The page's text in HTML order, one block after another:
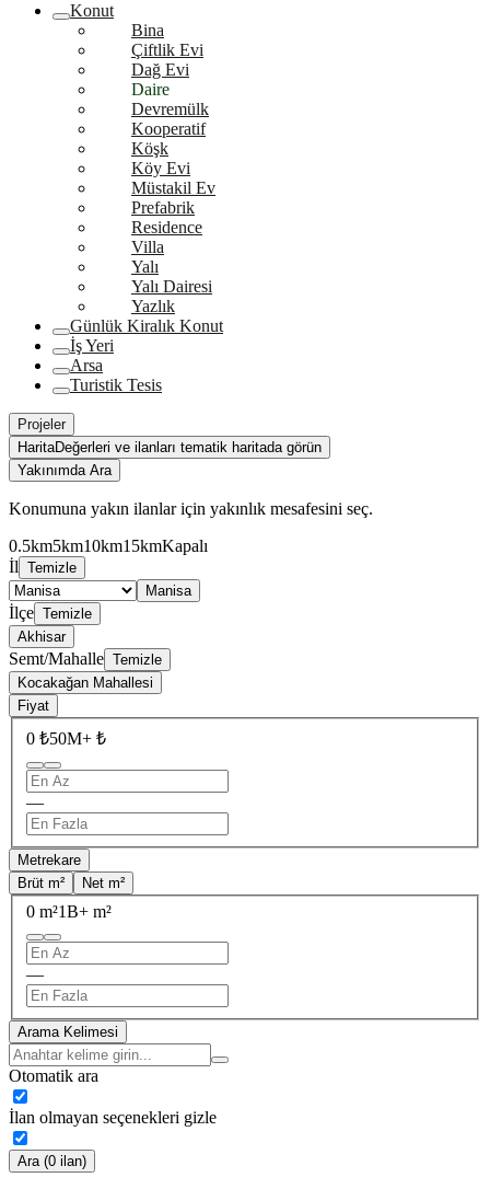
Konut
Bina
Çiftlik Evi
Dağ Evi
Daire
Devremülk
Kooperatif
Köşk
Köy Evi
Müstakil Ev
Prefabrik
Residence
Villa
Yalı
Yalı Dairesi
Yazlık
Günlük Kiralık Konut
İş Yeri
Arsa
Turistik Tesis
Projeler
HaritaDeğerleri ve ilanları tematik haritada görün
Yakınımda Ara
Konumuna yakın ilanlar için yakınlık mesafesini seç.
0.5km5km10km15kmKapalı
İl Temizle
Manisa
İlçe Temizle
Akhisar
Semt/Mahalle Temizle
Kocakağan Mahallesi
Fiyat
0 ₺50M+ ₺
—
Metrekare
Brüt m²
Net m²
0 m²1B+ m²
—
Arama Kelimesi
Otomatik ara
İlan olmayan seçenekleri gizle
Ara (0 ilan)